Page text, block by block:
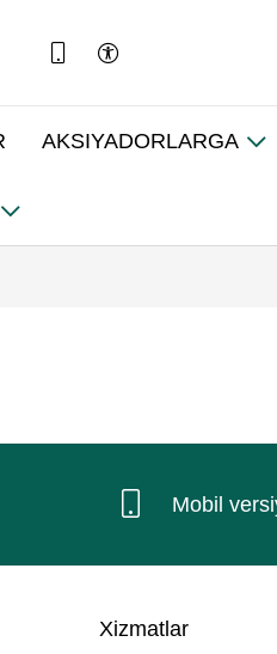
AKSIYADORLARGA
Mobil
Xizmatlar